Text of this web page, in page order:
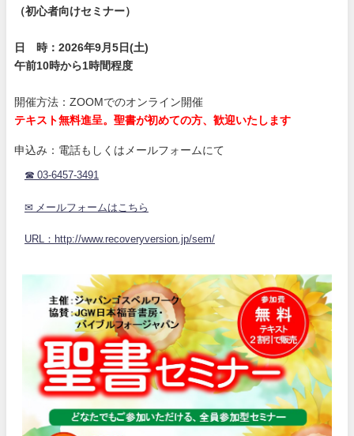
（初心者向けセミナー）
日 時：2026年9月5日(土)
午前10時から1時間程度
開催方法：ZOOMでのオンライン開催
テキスト無料進呈。聖書が初めての方、歓迎いたします
申込み：電話もしくはメールフォームにて
☎ 03-6457-3491
✉ メールフォームはこちら
URL：http://www.recoveryversion.jp/sem/